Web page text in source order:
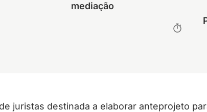
mediação
juristas destinada a elaborar anteprojeto